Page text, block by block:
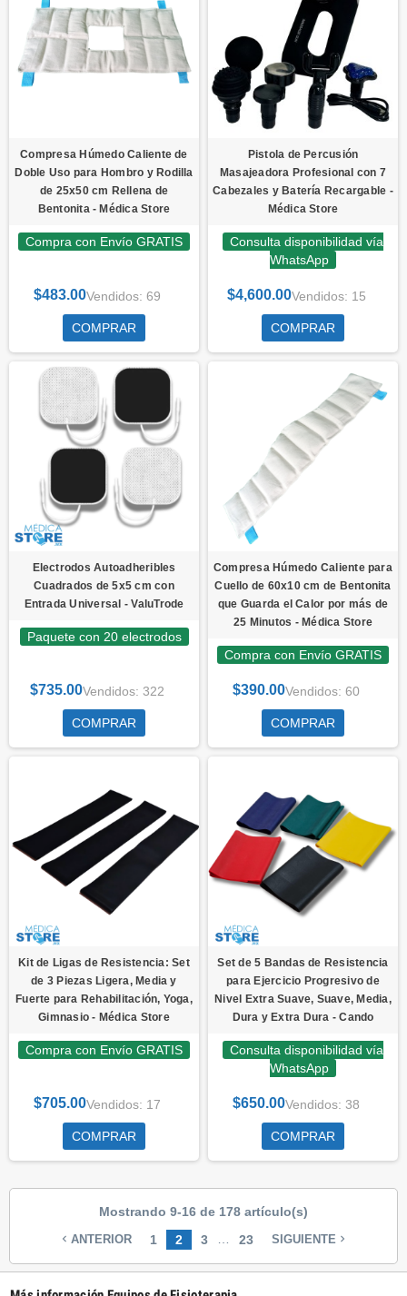
Compresa Húmedo Caliente de
Doble Uso para Hombro y Rodilla
de 25x50 cm Rellena de
Bentonita - Médica Store
Compra con Envío GRATIS
Vendidos: 69
$483.00
COMPRAR
Pistola de Percusión
Masajeadora Profesional con 7
Cabezales y Batería Recargable -
Médica Store
Consulta disponibilidad vía
WhatsApp
Vendidos: 15
$4,600.00
COMPRAR
Electrodos Autoadheribles
Cuadrados de 5x5 cm con
Entrada Universal - ValuTrode
Paquete con 20 electrodos
Vendidos: 322
$735.00
COMPRAR
Compresa Húmedo Caliente para
Cuello de 60x10 cm de Bentonita
que Guarda el Calor por más de
25 Minutos - Médica Store
Compra con Envío GRATIS
Vendidos: 60
$390.00
COMPRAR
Kit de Ligas de Resistencia: Set
de 3 Piezas Ligera, Media y
Fuerte para Rehabilitación, Yoga,
Gimnasio - Médica Store
Compra con Envío GRATIS
Vendidos: 17
$705.00
COMPRAR
Set de 5 Bandas de Resistencia
para Ejercicio Progresivo de
Nivel Extra Suave, Suave, Media,
Dura y Extra Dura - Cando
Consulta disponibilidad vía
WhatsApp
Vendidos: 38
$650.00
COMPRAR
Mostrando 9-16 de 178 artículo(s)
navigate_before ANTERIOR 1 2 3 23 SIGUIENTE navigate_next